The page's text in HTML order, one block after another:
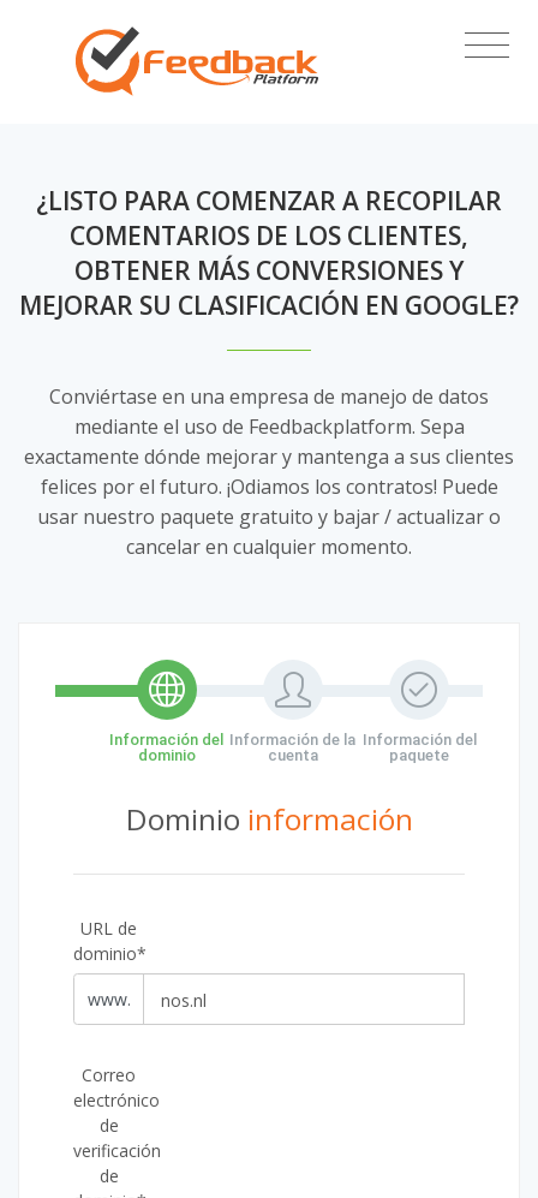
¿LISTO PARA COMENZAR A RECOPILAR
COMENTARIOS DE LOS CLIENTES,
OBTENER MÁS CONVERSIONES Y
MEJORAR SU CLASIFICACIÓN EN GOOGLE?
Conviértase en una empresa de manejo de datos
mediante el uso de Feedbackplatform. Sepa
exactamente dónde mejorar y mantenga a sus clientes
felices por el futuro. ¡Odiamos los contratos! Puede
usar nuestro paquete gratuito y bajar / actualizar o
cancelar en cualquier momento.
Información del
dominio
Información de la
cuenta
Información del
paquete
Dominio información
URL de
dominio*
www.
Correo
electrónico
de
verificación
de